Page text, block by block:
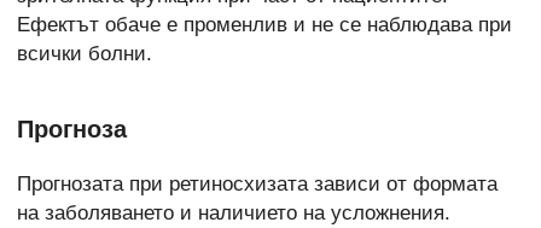
Ефектът обаче е променлив и не се наблюдава при
всички болни.
Прогноза
Прогнозата при ретиносхизата зависи от формата
на заболяването и наличието на усложнения.